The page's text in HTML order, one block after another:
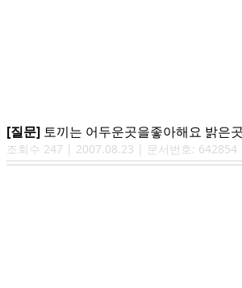
[질문] 토끼는 어두운곳을좋아해요 밝은
조회수 247 | 2007.08.23 | 문서번호: 642854